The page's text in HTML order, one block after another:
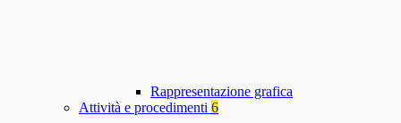
Rappresentazione grafica
Attività e procedimenti 6